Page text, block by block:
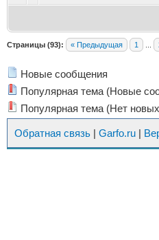
Страницы (93): « Предыдущая 1
Новые сообщения
Популярная тема (Новые
Популярная тема (Нет
Обратная связь | Garfo.ru |